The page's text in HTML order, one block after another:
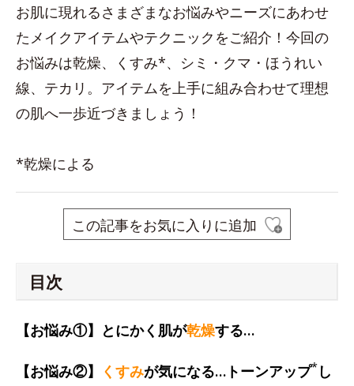
お肌に現れるさまざまなお悩みやニーズにあわせ
たメイクアイテムやテクニックをご紹介！今回の
お悩みは乾燥、くすみ*、シミ・クマ・ほうれい
線、テカリ。アイテムを上手に組み合わせて理想
の肌へ一歩近づきましょう！
*乾燥による
この記事をお気に入りに追加
目次
【お悩み①】とにかく肌が乾燥する…
【お悩み②】 くすみが気になる…トーンアップ* し